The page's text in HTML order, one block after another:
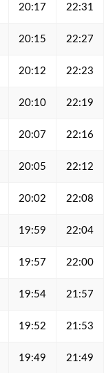
20:17 22:31
20:15 22:27
20:12 22:23
20:10 22:19
20:07 22:16
20:05 22:12
20:02 22:08
19:59 22:04
19:57 22:00
19:54 21:57
19:52 21:53
19:49 21:49